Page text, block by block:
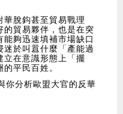
華脫鈎甚至貿易戰理
的貿易夥伴，也是在突
夠迅速填補市場缺口
迷於叫囂什麼「產能過
立在意識形態上「擺
平民百姓。
你分析歐盟大官的反華